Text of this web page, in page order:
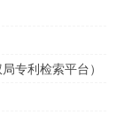
专利检索平台）